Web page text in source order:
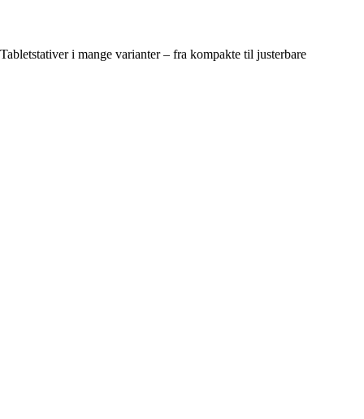
Tabletstativer i mange varianter – fra kompakte til justerbare